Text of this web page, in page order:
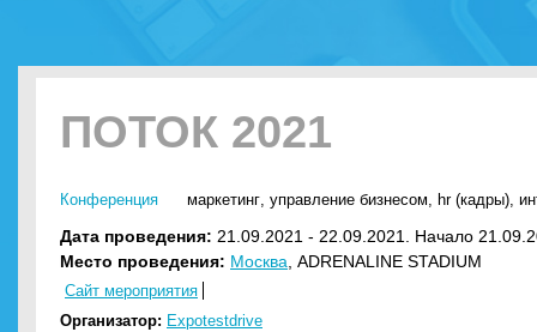
ПОТОК 2021
Конференция маркетинг, управление бизнесом, hr (кадры),
Дата проведения: 21.09.2021 - 22.09.2021. Начало
Место проведения: Москва , ADRENALINE STADIUM
Сайт мероприятия
Организатор: Expotestdrive